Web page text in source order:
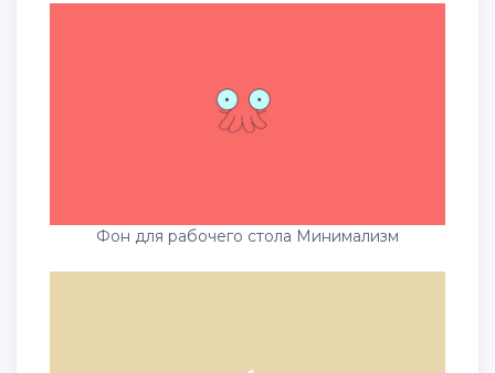
Фон для рабочего стола Минимализм